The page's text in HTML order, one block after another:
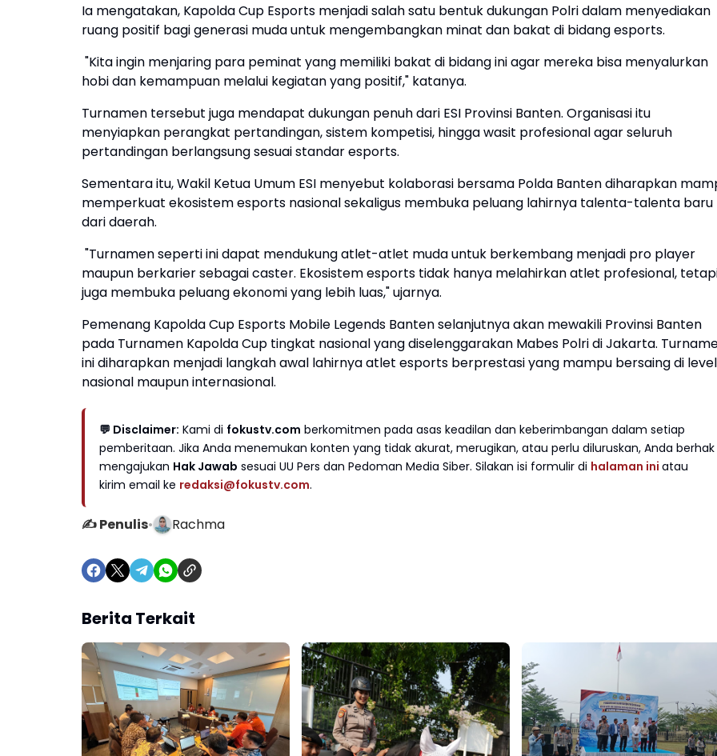
Ia mengatakan, Kapolda Cup Esports menjadi salah satu bentuk dukungan Polri dalam menyediakan
ruang positif bagi generasi muda untuk mengembangkan minat dan bakat di bidang esports.
"Kita ingin menjaring para peminat yang memiliki bakat di bidang ini agar mereka bisa menyalurkan
hobi dan kemampuan melalui kegiatan yang positif," katanya.
Turnamen tersebut juga mendapat dukungan penuh dari ESI Provinsi Banten. Organisasi itu
menyiapkan perangkat pertandingan, sistem kompetisi, hingga wasit profesional agar seluruh
pertandingan berlangsung sesuai standar esports.
Sementara itu, Wakil Ketua Umum ESI menyebut kolaborasi bersama Polda Banten diharapkan
memperkuat ekosistem esports nasional sekaligus membuka peluang lahirnya talenta-talenta baru
dari daerah.
"Turnamen seperti ini dapat mendukung atlet-atlet muda untuk berkembang menjadi pro player
maupun berkarier sebagai caster. Ekosistem esports tidak hanya melahirkan atlet profesional,
juga membuka peluang ekonomi yang lebih luas," ujarnya.
Pemenang Kapolda Cup Esports Mobile Legends Banten selanjutnya akan mewakili Provinsi Banten
pada Turnamen Kapolda Cup tingkat nasional yang diselenggarakan Mabes Polri di Jakarta.
ini diharapkan menjadi langkah awal lahirnya atlet esports berprestasi yang mampu bersaing di level
nasional maupun internasional.
💬 Disclaimer: Kami di fokustv.com berkomitmen pada asas keadilan dan keberimbangan dalam setiap
pemberitaan. Jika Anda menemukan konten yang tidak akurat, merugikan, atau perlu diluruskan, Anda berhak
mengajukan Hak Jawab sesuai UU Pers dan Pedoman Media Siber. Silakan isi formulir di halaman ini atau
kirim email ke redaksi@fokustv.com.
✍️ Penulis• Rachma
Berita Terkait